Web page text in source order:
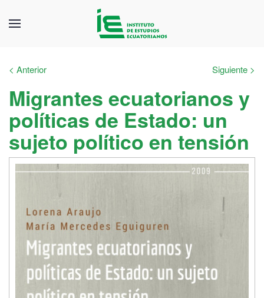
< Anterior Siguiente >
Migrantes ecuatorianos y
políticas de Estado: un
sujeto político en tensión